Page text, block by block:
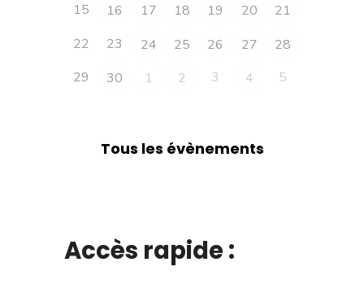
15
16 17 18 19 20
21
22
23 24 25 26 27
28
29
30 1 2 3 4 5
Tous les évènements
Accès rapide :